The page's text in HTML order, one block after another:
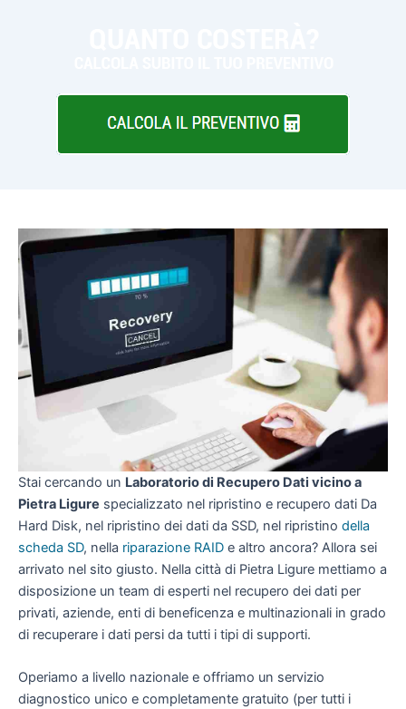
Stai cercando un Laboratorio di Recupero Dati vicino a
Pietra Ligure specializzato nel ripristino e recupero dati Da
Hard Disk, nel ripristino dei dati da SSD, nel ripristino della
scheda SD, nella riparazione RAID e altro ancora? Allora sei
arrivato nel sito giusto. Nella città di Pietra Ligure mettiamo a
disposizione un team di esperti nel recupero dei dati per
privati, aziende, enti di beneficenza e multinazionali in grado
di recuperare i dati persi da tutti i tipi di supporti.
Operiamo a livello nazionale e offriamo un servizio
diagnostico unico e completamente gratuito (per tutti i